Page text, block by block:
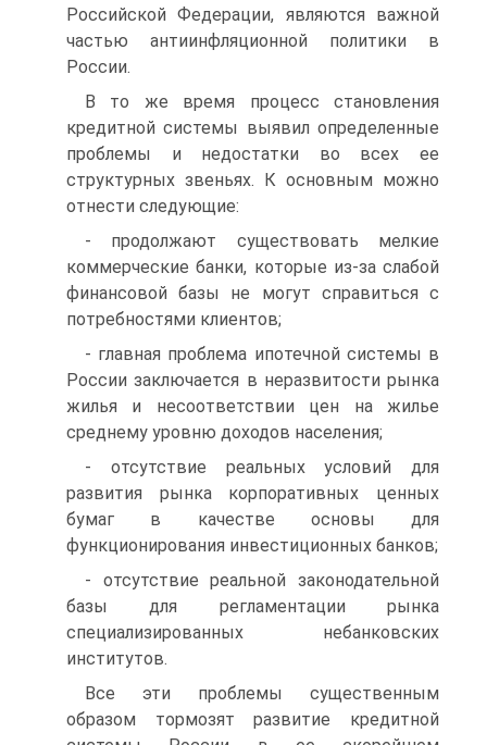
Российской Федерации, являются важной
частью антиинфляционной политики в
России.
В то же время процесс становления
кредитной системы выявил определенные
проблемы и недостатки во всех ее
структурных звеньях. К основным можно
отнести следующие:
- продолжают существовать мелкие
коммерческие банки, которые из-за слабой
финансовой базы не могут справиться с
потребностями клиентов;
- главная проблема ипотечной системы в
России заключается в неразвитости рынка
жилья и несоответствии цен на жилье
среднему уровню доходов населения;
- отсутствие реальных условий для
развития рынка корпоративных ценных
бумаг в качестве основы для
функционирования инвестиционных банков;
- отсутствие реальной законодательной
базы для регламентации рынка
специализированных небанковских
институтов.
Все эти проблемы существенным
образом тормозят развитие кредитной